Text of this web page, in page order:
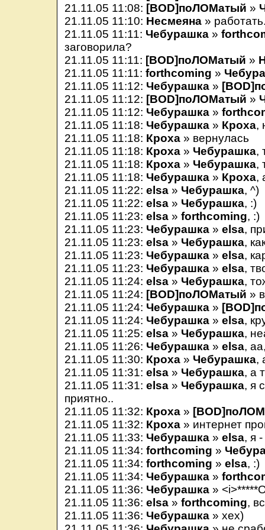
21.11.05 11:08: [BOD]поЛОМатый »
21.11.05 11:10: Несмеяна »
21.11.05 11:11: Чебурашка »
заговорила?
21.11.05 11:11: [BOD]поЛОМатый »
21.11.05 11:11: forthcoming »
21.11.05 11:12: Чебурашка »
21.11.05 11:12: [BOD]поЛОМатый »
21.11.05 11:12: Чебурашка »
21.11.05 11:18: Чебурашка » Кроха,
21.11.05 11:18: Кроха » вернулась
21.11.05 11:18: Кроха » Чебурашка,
21.11.05 11:18: Кроха » Чебурашка,
21.11.05 11:18: Чебурашка » Кроха,
21.11.05 11:22: elsa » Чебурашка, ^)
21.11.05 11:22: elsa » Чебурашка, :)
21.11.05 11:23: elsa » forthcoming, :)
21.11.05 11:23: Чебурашка » elsa,
21.11.05 11:23: elsa » Чебурашка,
21.11.05 11:23: Чебурашка » elsa,
21.11.05 11:23: Чебурашка » elsa,
21.11.05 11:24: elsa » Чебурашка,
21.11.05 11:24: [BOD]поЛОМатый »
21.11.05 11:24: Чебурашка »
21.11.05 11:24: Чебурашка » elsa,
21.11.05 11:25: elsa » Чебурашка,
21.11.05 11:26: Чебурашка » elsa,
21.11.05 11:30: Кроха » Чебурашка,
21.11.05 11:31: elsa » Чебурашка, а
21.11.05 11:31: elsa » Чебурашка, я
приятно..
21.11.05 11:32: Кроха »
21.11.05 11:32: Кроха » интернет
21.11.05 11:33: Чебурашка » elsa, я
21.11.05 11:34: forthcoming »
21.11.05 11:34: forthcoming » elsa, :)
21.11.05 11:34: Чебурашка »
21.11.05 11:36: Чебурашка »
21.11.05 11:36: elsa » forthcoming,
21.11.05 11:36: Чебурашка » хех)